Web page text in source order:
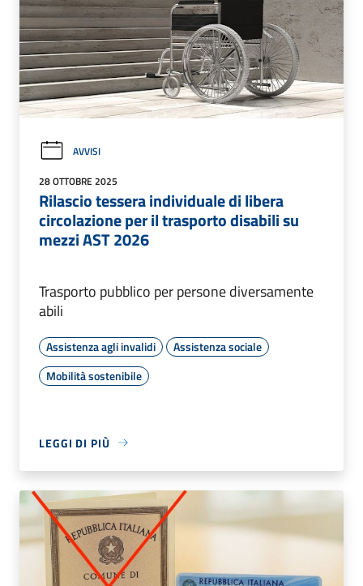
AVVISI
28 OTTOBRE 2025
Rilascio tessera individuale di libera
circolazione per il trasporto disabili su
mezzi AST 2026
Trasporto pubblico per persone diversamente
abili
Assistenza agli invalidi
Assistenza sociale
Mobilità sostenibile
LEGGI DI PIÙ